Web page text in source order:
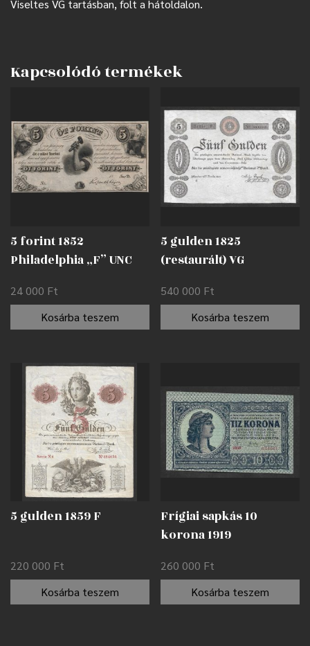
Viseltes VG tartásban, folt a hátoldalon.
Kapcsolódó termékek
5 forint 1852
Philadelphia „F” UNC
24 000 Ft
Kosárba teszem
5 gulden 1825
(restaurált) VG
540 000 Ft
Kosárba teszem
5 gulden 1859 F
220 000 Ft
Kosárba teszem
Frígiai sapkás 10
korona 1919
260 000 Ft
Kosárba teszem